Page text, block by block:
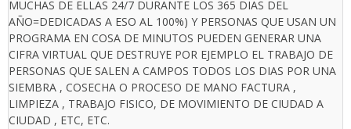
MUCHAS DE ELLAS 24/7 DURANTE LOS 365 DIAS DEL
AÑO=DEDICADAS A ESO AL 100%) Y PERSONAS QUE USAN UN
PROGRAMA EN COSA DE MINUTOS PUEDEN GENERAR UNA
CIFRA VIRTUAL QUE DESTRUYE POR EJEMPLO EL TRABAJO DE
PERSONAS QUE SALEN A CAMPOS TODOS LOS DIAS POR UNA
SIEMBRA , COSECHA O PROCESO DE MANO FACTURA ,
LIMPIEZA , TRABAJO FISICO, DE MOVIMIENTO DE CIUDAD A
CIUDAD , ETC, ETC.